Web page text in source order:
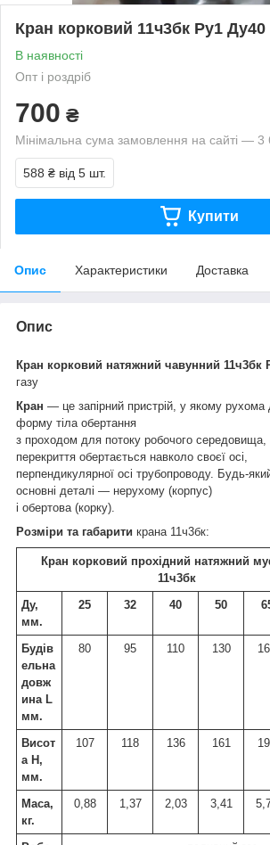
Кран корковий 11ч3бк Ру1 Ду40
В наявності
Опт і роздріб
700 ₴
Мінімальна сума замовлення на сайті — 3
588 ₴ від 5 шт.
Купити
Опис Характеристики Доставка
Опис
Кран корковий натяжний чавунний 11ч3бк
газу
Кран — це запірний пристрій, у якому рухома
форму тіла обертання
з проходом для потоку робочого середовища,
перекриття обертається навколо своєї осі,
перпендикулярної осі трубопроводу. Будь-
основні деталі — нерухому (корпус)
і обертова (корку).
Розміри та габарити крана 11ч3бк:
Кран корковий прохідний натяжний
11ч3бк
Ду,
мм.
25 32 40 50
Будів
ельна
довж
ина L
мм.
80 95 110 130
Висот
а Н,
мм.
107 118 136 161
Маса,
кг.
0,88 1,37 2,03 3,41